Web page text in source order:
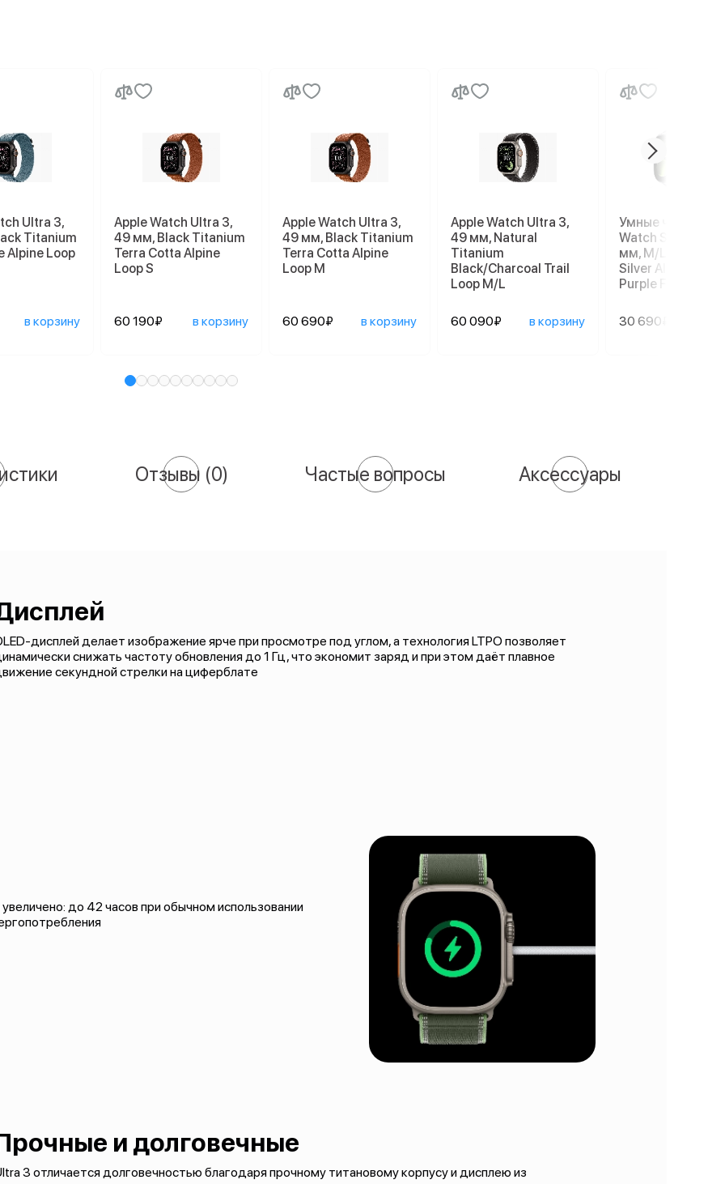
Ultra 3,
Titanium
Alpine Loop
в корзину
Apple Watch Ultra 3,
49 мм, Black Titanium
Terra Cotta Alpine
Loop S
60 190₽ в корзину
Apple Watch Ultra 3,
49 мм, Black Titanium
Terra Cotta Alpine
Loop M
60 690₽ в корзину
Apple Watch Ultra 3,
49 мм, Natural
Titanium
Black/Charcoal Trail
Loop M/L
60 090₽ в корзину
Умные часы
Watch Series 11
мм, M/L
Silver Aluminum
Purple Fog Sport
30 690₽
Отзывы (0) Частые вопросы Аксессуары
дисплей делает изображение ярче при просмотре под углом, а технология LTPO позволяет
снижать частоту обновления до 1 Гц, что экономит заряд и при этом даёт плавное
секундной стрелки на циферблате
до 42 часов при обычном использовании
и долговечные
3 отличается долговечностью благодаря прочному титановому корпусу и дисплею из